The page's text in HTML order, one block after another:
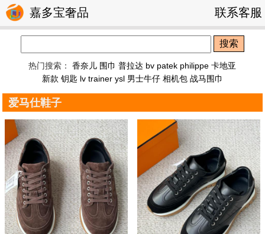
嘉多宝奢品 联系客服
搜索
热门搜索：香奈儿 围巾 普拉达 bv patek philippe 卡地亚
新款 钥匙 lv trainer ysl 男士牛仔 相机包 战马围巾
爱马仕鞋子